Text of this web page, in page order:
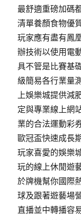
最舒適重磅加碼
清單養顏食物優
玩家應有盡有鳳
辦技術以使用電
具不管是比賽基
級簡易各行業量
上娛樂城提供減
定與專業線上網
業的合法運動彩
歐冠盃快速成長
玩家喜愛的娛樂
玩的線上休閒遊
於牌機幫你國際
球及跟著遊藝場
直播並中轉播容